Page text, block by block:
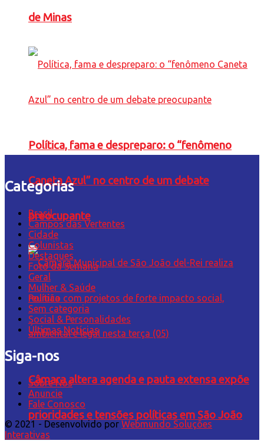
de Minas
Política, fama e despreparo: o “fenômeno
Caneta Azul” no centro de um debate
preocupante
Câmara altera agenda e pauta extensa expõe
prioridades e tensões políticas em São João
Categorias
Brasil
Campos das Vertentes
Cidade
Colunistas
Destaques
Foto da Semana
Geral
Mulher & Saúde
Política
Sem categoria
Social & Personalidades
Últimas Notícias
Siga-nos
Sobre Nós
Anuncie
Fale Conosco
© 2021 - Desenvolvido por Webmundo Soluções
Interativas